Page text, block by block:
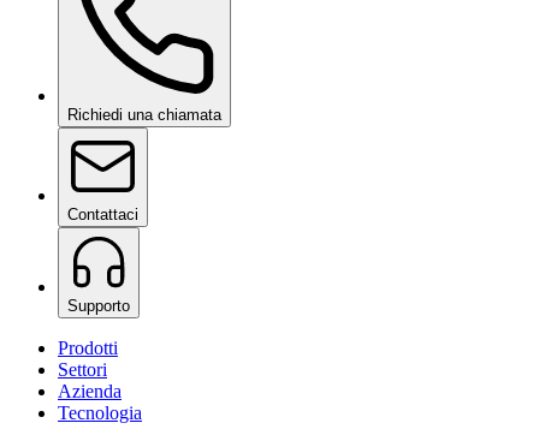
Richiedi una chiamata
Contattaci
Supporto
Prodotti
Settori
Azienda
Tecnologia